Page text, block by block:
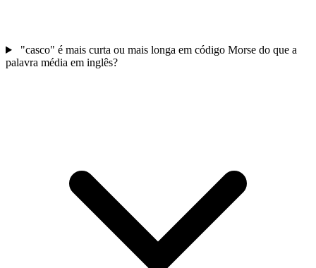
"casco" é mais curta ou mais longa em código Morse do que a
palavra média em inglês?